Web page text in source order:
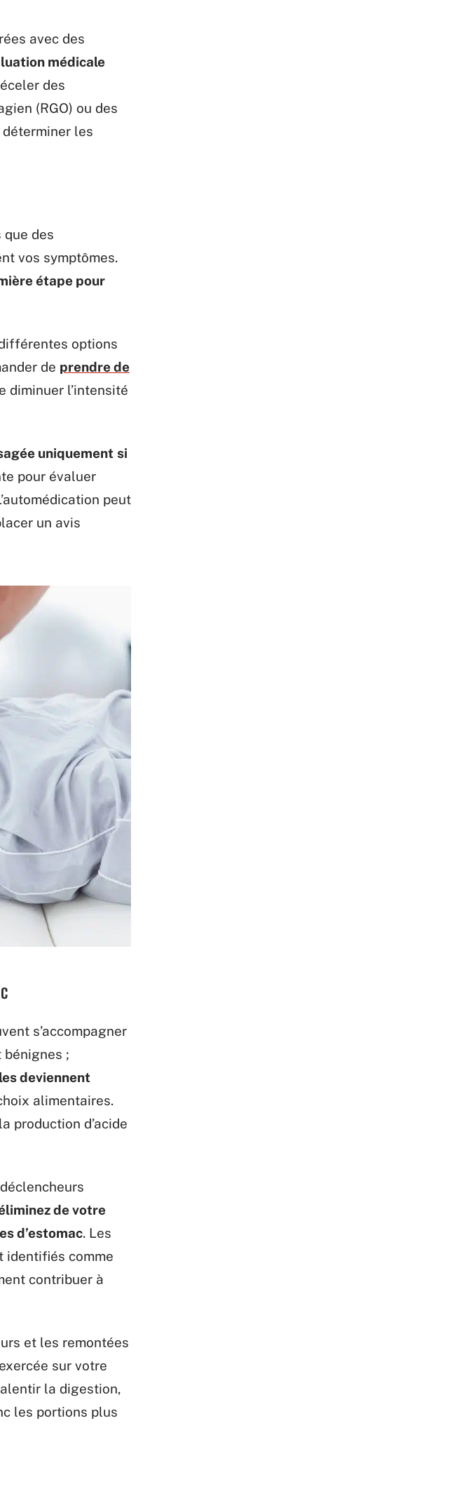
avec des
médicale
des
(RGO) ou des
déterminer les
que des
vos symptômes.
étape pour
options
de prendre de
diminuer l’intensité
uniquement si
pour évaluer
peut
un avis
s’accompagner
bénignes ;
deviennent
alimentaires.
production d’acide
de votre
d’estomac. Les
identifiés comme
contribuer à
et les remontées
sur votre
la digestion,
les portions plus